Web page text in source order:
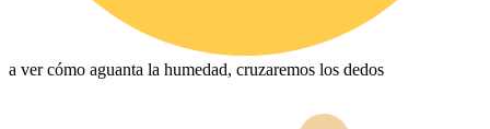
a ver cómo aguanta la humedad, cruzaremos los dedos